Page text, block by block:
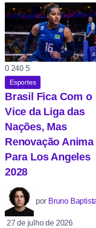
0 240 5
Esportes
Brasil Fica Com o
Vice da Liga das
Nações, Mas
Renovação Anima
Para Los Angeles
2028
por Bruno
27 de julho de 2026